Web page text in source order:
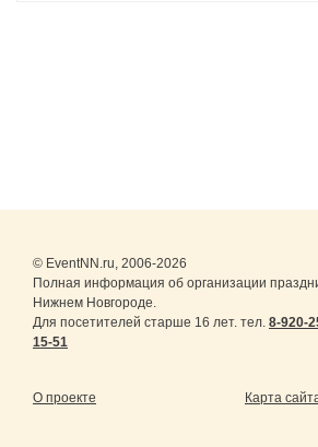
© EventNN.ru, 2006-2026
Полная информация об организации
Нижнем Новгороде.
Для посетителей старше 16 лет. тел. 8-920-
15-51
О проекте Карта